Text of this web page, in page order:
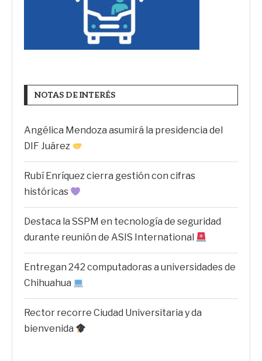
NOTAS DE INTERÉS
Angélica Mendoza asumirá la presidencia del
DIF Juárez
Rubí Enríquez cierra gestión con cifras
históricas
Destaca la SSPM en tecnología de seguridad
durante reunión de ASIS International
Entregan 242 computadoras a universidades de
Chihuahua
Rector recorre Ciudad Universitaria y da
bienvenida